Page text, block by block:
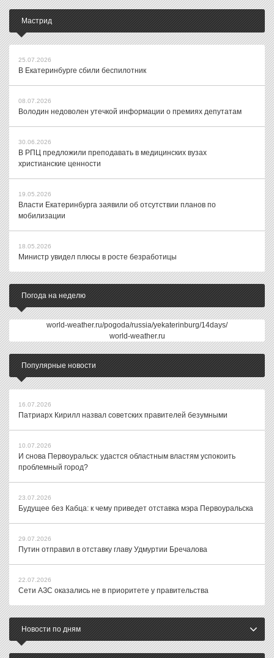
Мастрид
25.07.2026
В Екатеринбурге сбили беспилотник
08.07.2026
Володин недоволен утечкой информации о премиях депутатам
30.06.2026
В РПЦ предложили преподавать в медицинских вузах
христианские ценности
19.05.2026
Власти Екатеринбурга заявили об отсутствии планов по
мобилизации
18.05.2026
Министр увидел плюсы в росте безработицы
Погода на неделю
world-weather.ru/pogoda/russia/yekaterinburg/14days/
world-weather.ru
Популярные новости
16.07.2026
Патриарх Кирилл назвал советских правителей безумными
10.07.2026
И снова Первоуральск: удастся областным властям успокоить
проблемный город?
23.07.2026
Будущее без Кабца: к чему приведет отставка мэра Первоуральска
29.07.2026
Путин отправил в отставку главу Удмуртии Бречалова
22.07.2026
Сети АЗС оказались не в приоритете у правительства
Новости по дням